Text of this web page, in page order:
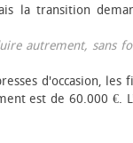
la transition
autrement, sans
d'occasion,
est de 60.000 €.